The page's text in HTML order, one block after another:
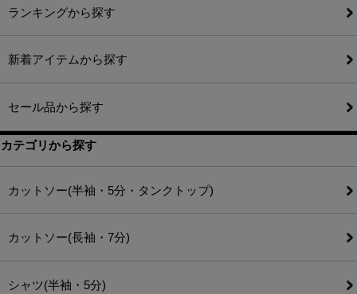
ランキングから探す
新着アイテムから探す
セール品から探す
カテゴリから探す
カットソー(半袖・5分・タンクトップ)
カットソー(長袖・7分)
シャツ(半袖・5分)